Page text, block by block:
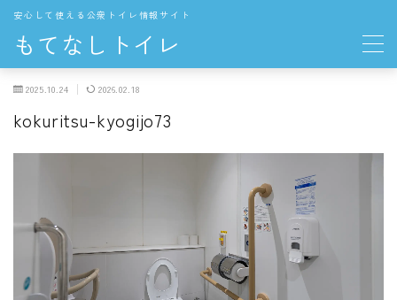
もてなしトイレ
安心して使える公衆トイレ情報サイト
地域の公衆トイレ
関東
東京都の公衆トイレ
愛知県の公衆トイレ
長野県の公衆トイレ
2025.10.24 2026.02.18
kokuritsu-kyogijo73